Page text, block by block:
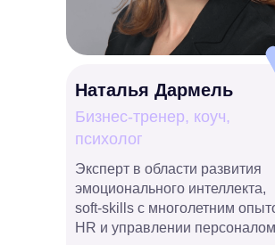
Эксперт в области развития
эмоционального интеллекта,
soft-skills с многолетним
HR и управлении
Наталья Дармель
Бизнес-тренер, коуч,
психолог